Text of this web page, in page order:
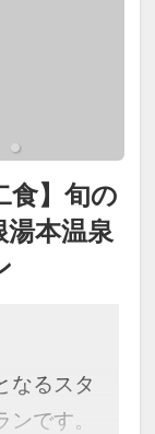
幼児(未
いらっ
て下さ
き人数含
:2歳ｘ1
然を感じ
温泉をお
用可能
となり
変わる
食】旬の
湯本温泉
なるスタ
です。